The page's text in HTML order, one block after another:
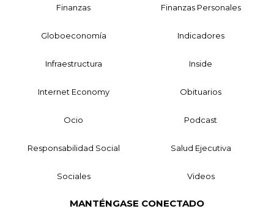
Finanzas Finanzas Personales
Globoeconomía Indicadores
Infraestructura Inside
Internet Economy Obituarios
Ocio Podcast
Responsabilidad Social Salud Ejecutiva
Sociales Videos
MANTÉNGASE CONECTADO